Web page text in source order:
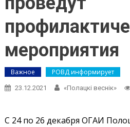
мероприятия
Важное РОВД информирует
23.12.2021 «Полацкі веснік»
С 24 по 26 декабря ОГАИ